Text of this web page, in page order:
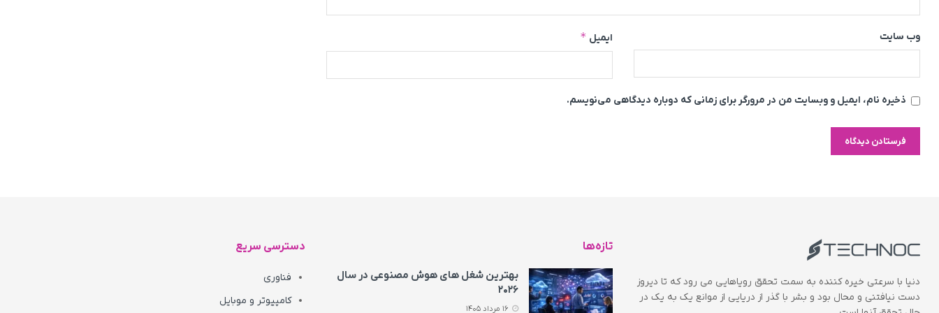
ایمیل * وب‌ سایت
ذخیره نام، ایمیل و وبسایت من در مرورگر برای زمانی که دوباره دیدگاهی می‌نویسم.
دنیا با سرعتی خیره کننده به سمت تحقق رویاهایی می رود که تا دیروز
دست نیافتنی و محال بود و بشر با گذر از دریایی از موانع یک به یک در
تازه‌ها
بهترین شغل های هوش مصنوعی در سال
۲۰۲۶
دسترسی سریع
فناوری
کامپیوتر و موبایل